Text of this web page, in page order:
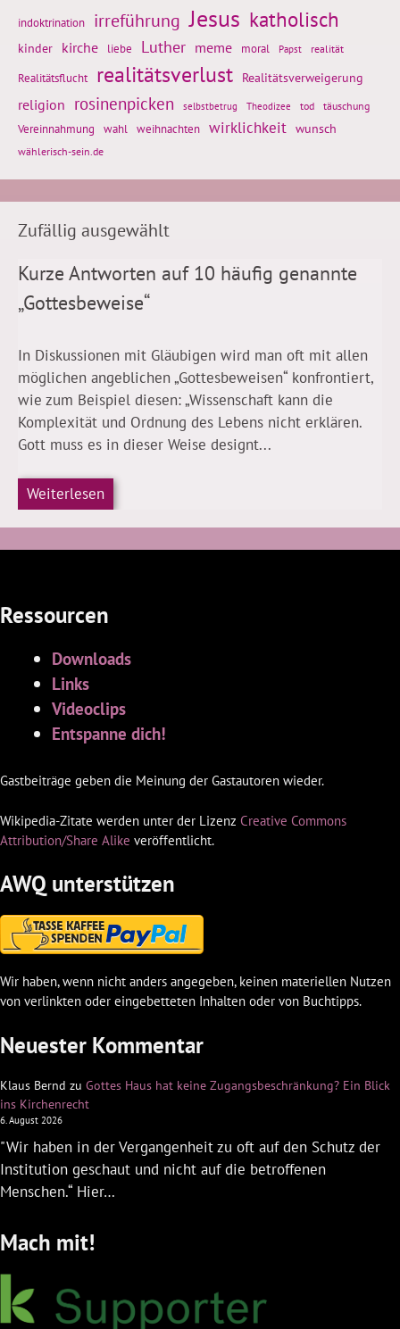
indoktrination irreführung Jesus katholisch
kinder kirche liebe Luther meme moral Papst realität
Realitätsflucht realitätsverlust Realitätsverweigerung
religion rosinenpicken selbstbetrug Theodizee tod täuschung
Vereinnahmung wahl weihnachten wirklichkeit wunsch
wählerisch-sein.de
Zufällig ausgewählt
Kurze Antworten auf 10 häufig genannte
„Gottesbeweise“
In Diskussionen mit Gläubigen wird man oft mit allen
möglichen angeblichen „Gottesbeweisen“ konfrontiert,
wie zum Beispiel diesen: „Wissenschaft kann die
Komplexität und Ordnung des Lebens nicht erklären.
Gott muss es in dieser Weise designt...
Weiterlesen
Ressourcen
Downloads
Links
Videoclips
Entspanne dich!
Gastbeiträge geben die Meinung der Gastautoren wieder.
Wikipedia-Zitate werden unter der Lizenz Creative Commons
Attribution/Share Alike veröffentlicht.
AWQ unterstützen
Wir haben, wenn nicht anders angegeben, keinen materiellen Nutzen
von verlinkten oder eingebetteten Inhalten oder von Buchtipps.
Neuester Kommentar
Klaus Bernd zu Gottes Haus hat keine Zugangsbeschränkung? Ein Blick
ins Kirchenrecht
6. August 2026
"Wir haben in der Vergangenheit zu oft auf den Schutz der
Institution geschaut und nicht auf die betroffenen
Menschen.“ Hier…
Mach mit!